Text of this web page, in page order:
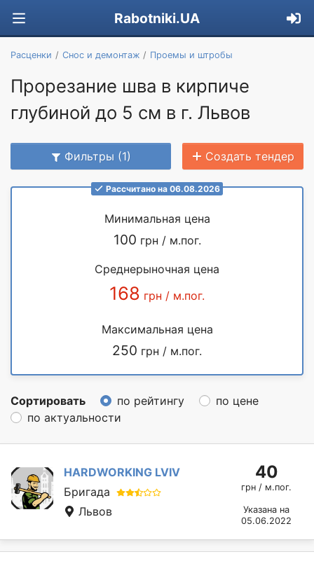
Rabotniki.UA
Расценки Снос и демонтаж Проемы и штробы
Прорезание шва в кирпиче
глубиной до 5 см в г. Львов
Фильтры (1) Создать тендер
Рассчитано на 06.08.2026
Минимальная цена
100 грн / м.пог.
Среднерыночная цена
168 грн / м.пог.
Максимальная цена
250 грн / м.пог.
Сортировать по рейтингу
по цене
по актуальности
HARDWORKING LVIV
Бригада
Львов
40
грн / м.пог.
Указана на
05.06.2022